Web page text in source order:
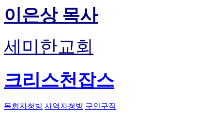
이은상 목사
세미한교회
크리스천잡스
목회자청빙 사역자청빙 구인구직